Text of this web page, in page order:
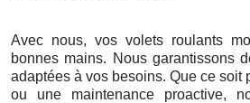
Avec nous, vos volets roulants
bonnes mains. Nous garantissons
adaptées à vos besoins. Que ce soit
ou une maintenance proactive,